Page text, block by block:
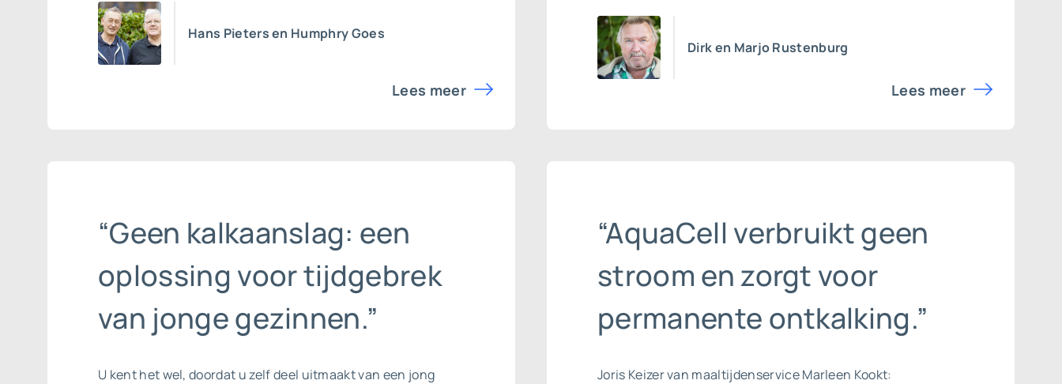
Hans Pieters en Humphry Goes
Lees meer
Dirk en Marjo Rustenburg
Lees meer
“Geen kalkaanslag: een
oplossing voor tijdgebrek
van jonge gezinnen.”
U kent het wel, doordat u zelf deel uitmaakt van een jong
“AquaCell verbruikt geen
stroom en zorgt voor
permanente ontkalking.”
Joris Keizer van maaltijdenservice Marleen Kookt: